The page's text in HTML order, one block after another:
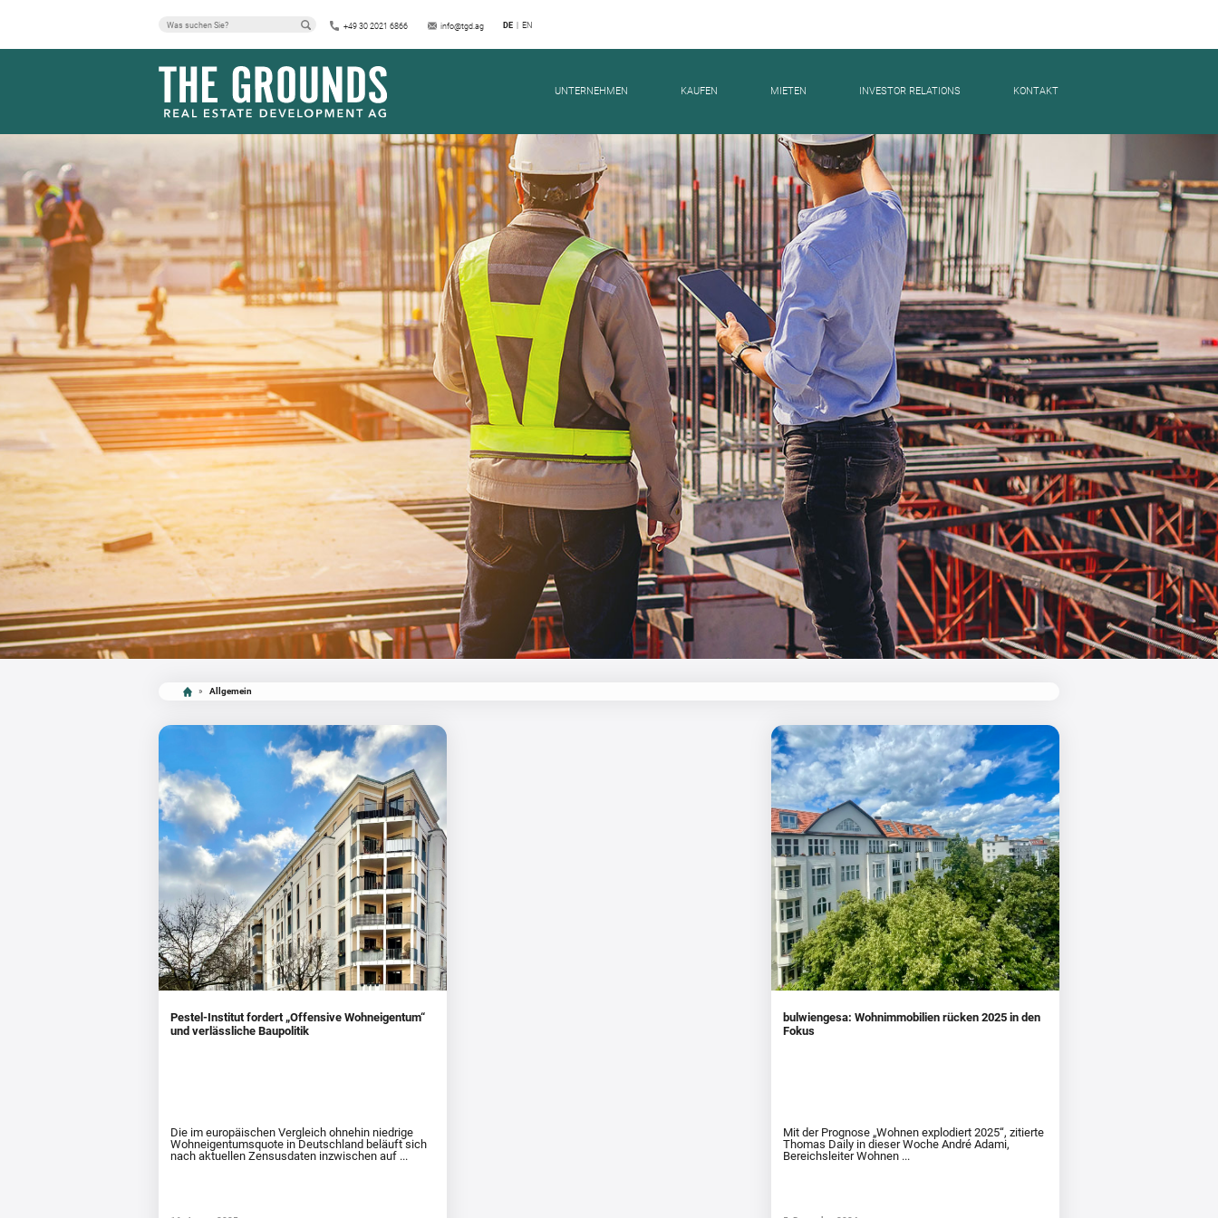
+49 30 2021 6866 info@tgd.ag DE EN
UNTERNEHMEN KAUFEN MIETEN INVESTOR RELATIONS KONTAKT
ALLGEMEIN
» Allgemein
Pestel-Institut fordert „Offensive Wohneigentum“
und verlässliche Baupolitik
Die im europäischen Vergleich ohnehin niedrige
Wohneigentumsquote in Deutschland beläuft sich
nach aktuellen Zensusdaten inzwischen auf ...
bulwiengesa: Wohnimmobilien rücken 2025 in den
Fokus
Mit der Prognose „Wohnen explodiert 2025“, zitierte
Thomas Daily in dieser Woche André Adami,
Bereichsleiter Wohnen ...